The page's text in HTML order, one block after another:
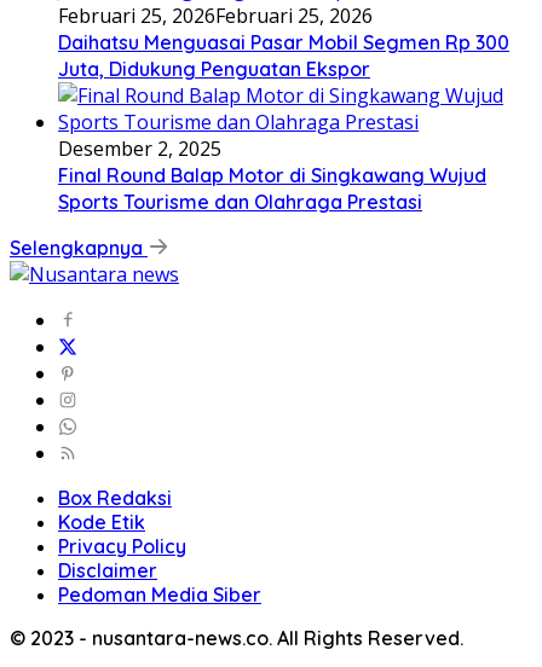
Februari 25, 2026Februari 25, 2026
Daihatsu Menguasai Pasar Mobil Segmen Rp 300
Juta, Didukung Penguatan Ekspor
Desember 2, 2025
Final Round Balap Motor di Singkawang Wujud
Sports Tourisme dan Olahraga Prestasi
Selengkapnya
Box Redaksi
Kode Etik
Privacy Policy
Disclaimer
Pedoman Media Siber
© 2023 - nusantara-news.co. All Rights Reserved.